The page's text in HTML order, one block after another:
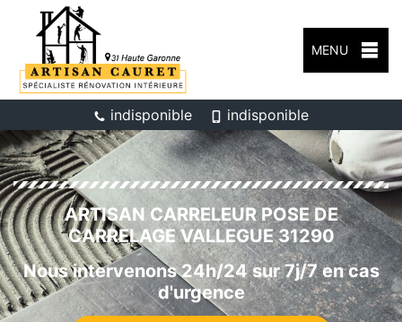
MENU
indisponible indisponible
ARTISAN CARRELEUR POSE DE
CARRELAGE VALLEGUE 31290
Nous intervenons 24h/24 sur 7j/7 en cas
d'urgence